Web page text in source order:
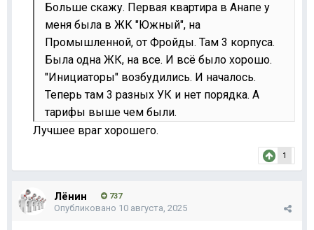
Больше скажу. Первая квартира в Анапе у
меня была в ЖК "Южный", на
Промышленной, от Фройды. Там 3 корпуса.
Была одна ЖК, на все. И всё было хорошо.
"Инициаторы" возбудились. И началось.
Теперь там 3 разных УК и нет порядка. А
тарифы выше чем были.
Лучшее враг хорошего.
1
Лёнин 737
Опубликовано 10 августа, 2025